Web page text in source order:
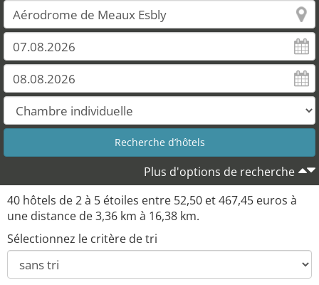
Plus d'options de recherche
40 hôtels de 2 à 5 étoiles entre 52,50 et 467,45 euros à
une distance de 3,36 km à 16,38 km.
Sélectionnez le critère de tri